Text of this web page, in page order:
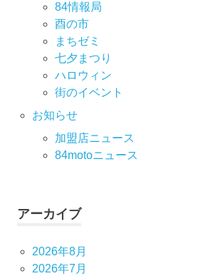
84情報局
酉の市
まちゼミ
七⼣まつり
ハロウィン
街のイベント
お知らせ
加盟店ニュース
84motoニュース
アーカイブ
2026年8月
2026年7月